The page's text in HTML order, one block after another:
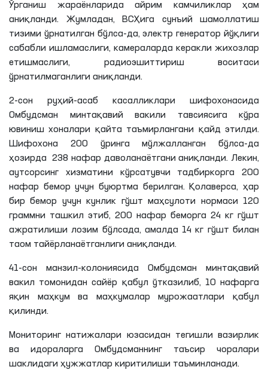
Ўрганиш жараёнларида айрим камчиликлар ҳам
аниқланди. Жумладан, ВСҲига
сунъий шамоллатиш
тизими ўрнатилган бўлса-да, электр генератор йўқлиги
сабабли ишламаслиги, камераларда керакли жихозлар
етишмаслиги, радиоэшиттириш воситаси
ўрнатилмаганлиги аниқланди.
2-сон руҳий-асаб касалликлари шифохонасида
Омбудсман минтақавий вакили тавсиясига кўра
ювиниш хоналари қайта таъмирлангани қайд этилди.
Шифохона 200 ўринга мўлжалланган бўлса-да
ҳозирда 238 нафар даволанаётгани аниқланди. Лекин,
аутсорсинг хизматини кўрсатувчи тадбиркорга 200
нафар бемор учун буюртма берилган. Қолаверса, ҳар
бир бемор учун кунлик гўшт маҳсулоти нормаси 120
граммни ташкил этиб, 200 нафар беморга 24 кг гўшт
ажратилиши лозим бўлсада, амалда 14 кг гўшт билан
таом тайёрланаётганлиги аниқланди.
41-сон манзил-колониясида Омбудсман минтақавий
вакил томонидан сайёр қабул ўтказилиб, 10 нафарга
яқин маҳкум ва маҳкумалар мурожаатлари қабул
қилинди.
Мониторинг натижалари юзасидан тегишли вазирлик
ва идораларга Омбудсманнинг таъсир чоралари
шаклидаги ҳужжатлар киритилиши таъминланади.